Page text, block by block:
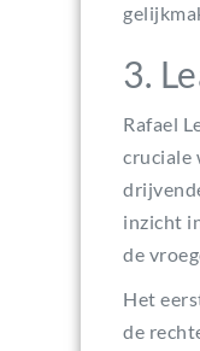
3.
Rafael
cruciale
inzicht
de
Het
de